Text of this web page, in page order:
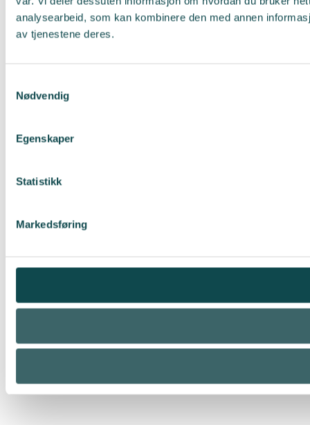
analysearbeid, som kan kombinere den med annen
av tjenestene deres.
Nødvendig
Egenskaper
Statistikk
Markedsføring